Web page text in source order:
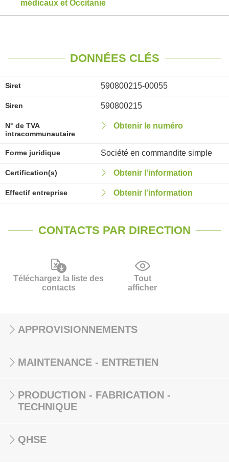
médicaux et Occitanie
DONNÉES CLÉS
Siret 590800215-00055
Siren 590800215
N° de TVA
intracommunautaire
Obtenir le numéro
Forme juridique Société en commandite simple
Certification(s) Obtenir l'information
Effectif entreprise Obtenir l'information
CONTACTS PAR DIRECTION
Téléchargez la liste des
contacts
Tout
afficher
APPROVISIONNEMENTS
MAINTENANCE - ENTRETIEN
PRODUCTION - FABRICATION -
TECHNIQUE
QHSE